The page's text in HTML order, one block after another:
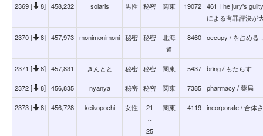
2369 [ 8] 458,232 solaris 男性 秘密 関東 19072 461 The jury's
による有罪評決が
2370 [ 8] 457,973 monimonimoni 秘密 秘密
北海
道
8460 occupy / を占める
2371 [ 8] 457,831 きんとと 秘密 秘密 関東 5437 bring / もたらす
2372 [ 8] 456,835 nyanya 秘密 秘密 関東 7385 pharmacy / 薬局
2373 [ 8] 456,728 keikopochi 女性
21
～
25
関東 4119 incorporate / 合体